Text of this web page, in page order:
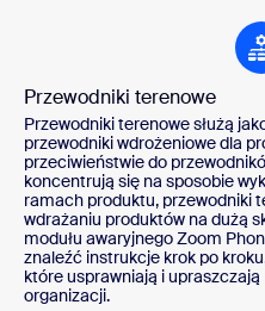
Przewodniki terenowe
Przewodniki terenowe służą
przewodniki wdrożeniowe dla
przeciwieństwie do
koncentrują się na sposobie
ramach produktu, przewodniki
wdrażaniu produktów na dużą
modułu awaryjnego Zoom
znaleźć instrukcje krok po
które usprawniają i
organizacji.